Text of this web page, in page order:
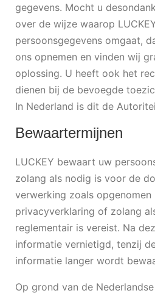
gegevens. Mocht u
over de wijze waarop
persoonsgegevens omgaat,
ons opnemen en vinden wij
oplossing. U heeft ook het
dienen bij de bevoegde
In Nederland is dit de
Bewaartermijnen
LUCKEY bewaart uw
zolang als nodig is voor de
verwerking zoals opgenomen
privacyverklaring of zolang
reglementair is vereist. Na
informatie vernietigd, tenzij
informatie langer wordt
Op grond van de